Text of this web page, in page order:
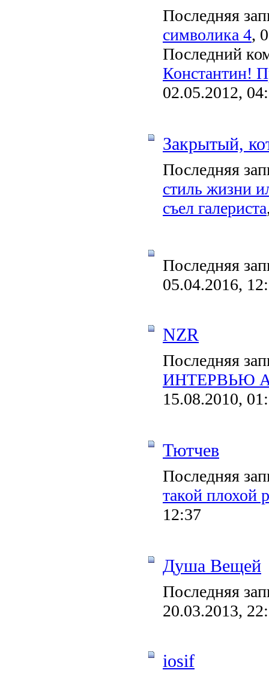
Последняя
символика 4,
Последний
Константин!
02.05.2012,
Закрытый,
Последняя
стиль жизни
съел галериста
Последняя
05.04.2016,
NZR
Последняя
ИНТЕРВЬЮ
15.08.2010,
Тютчев
Последняя
такой плохой
12:37
Душа Вещей
Последняя
20.03.2013,
iosif